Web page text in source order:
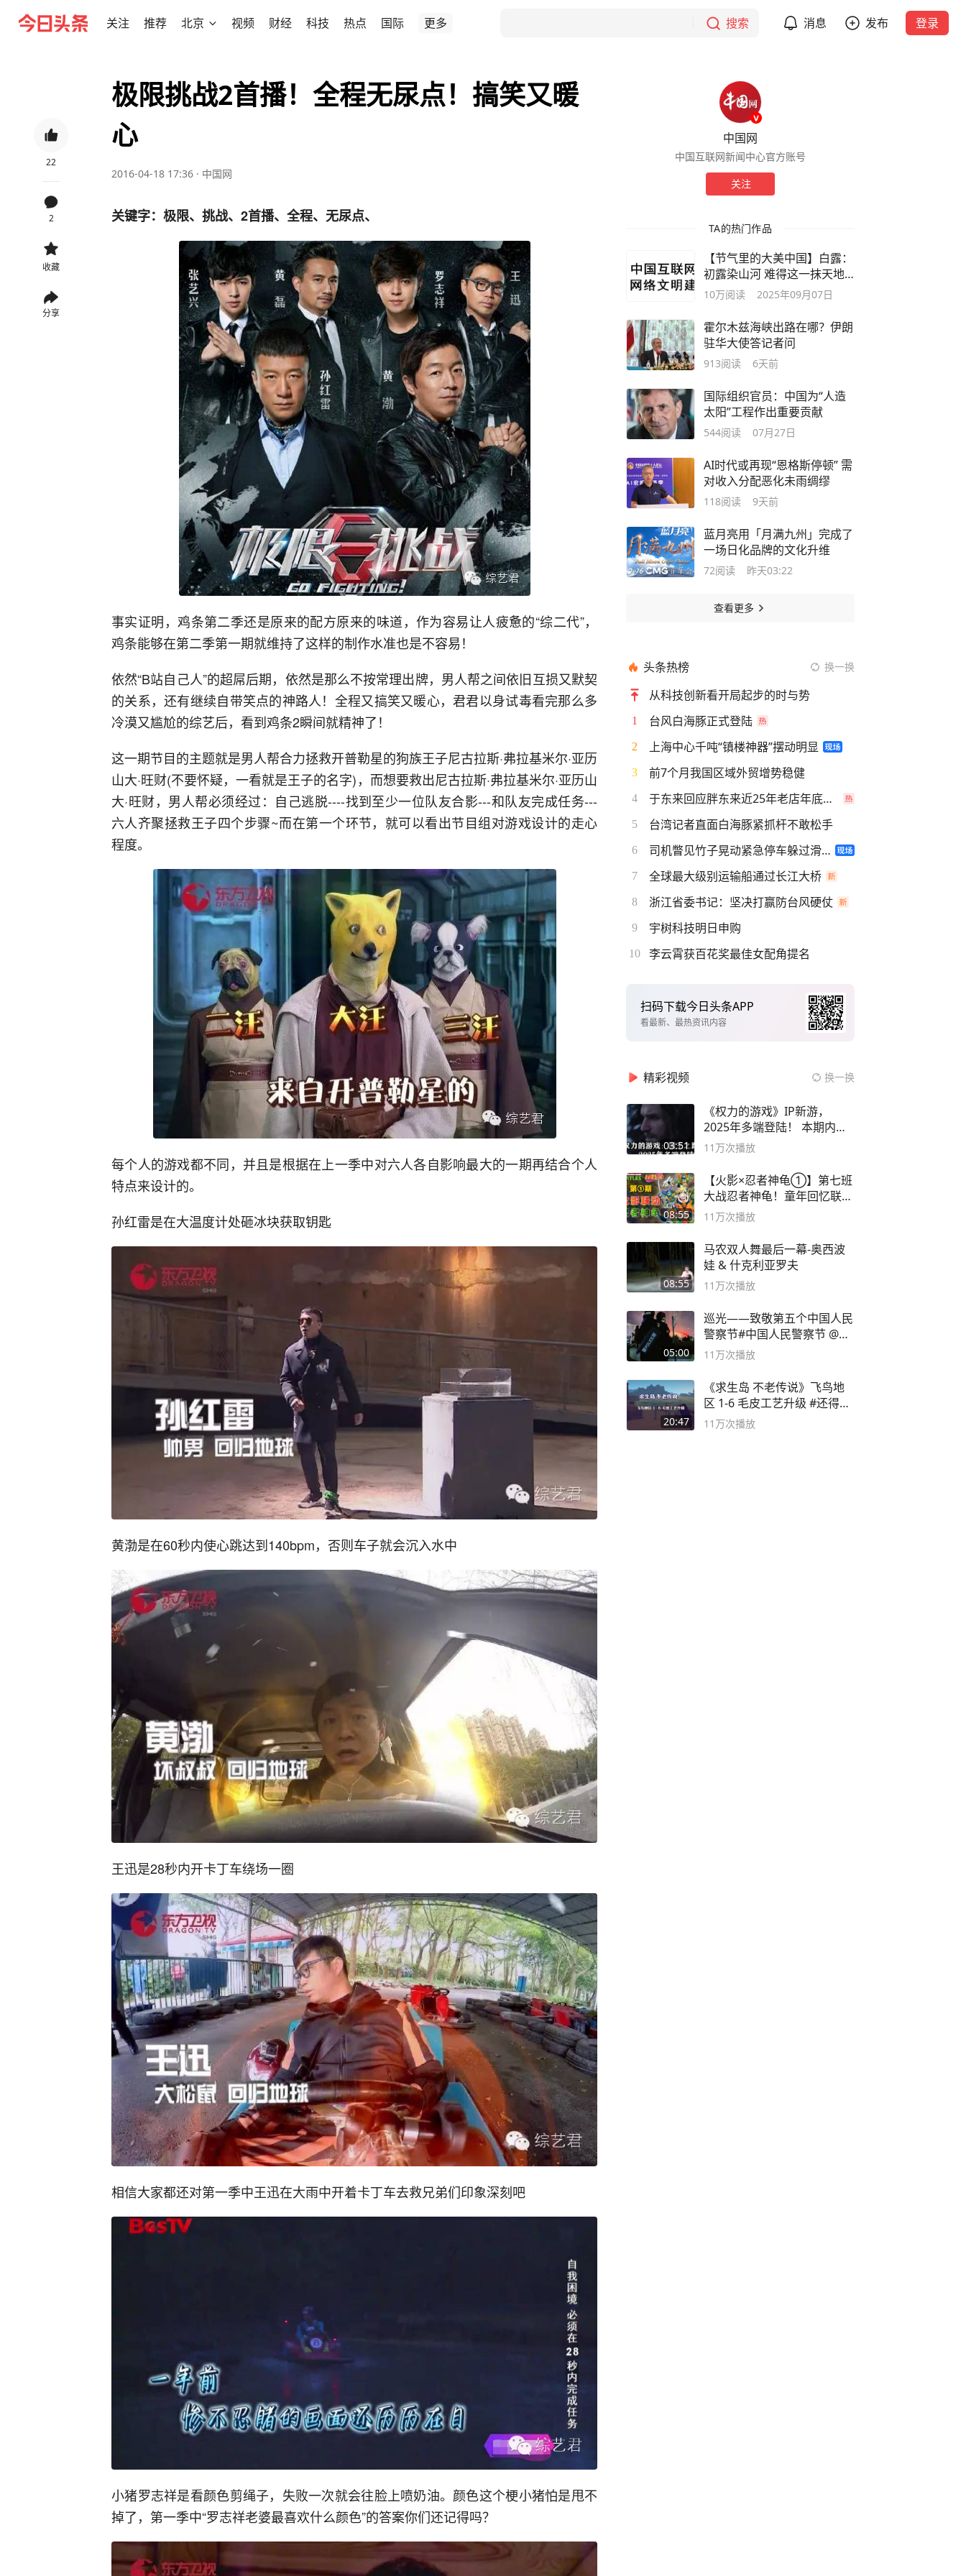
关注 推荐 北京 视频 财经 科技 热点 国际 更多 搜索 消息 发布 登录
22
2
收藏
分享
极限挑战2首播！全程无尿点！搞笑又暖
心
2016-04-18 17:36 · 中国网
关键字：极限、挑战、2首播、全程、无尿点、
事实证明，鸡条第二季还是原来的配方原来的味道，作为容易让人疲惫的“综二代”，
鸡条能够在第二季第一期就维持了这样的制作水准也是不容易！
依然“B站自己人”的超屌后期，依然是那么不按常理出牌，男人帮之间依旧互损又默契
的关系，还有继续自带笑点的神路人！全程又搞笑又暖心，君君以身试毒看完那么多
冷漠又尴尬的综艺后，看到鸡条2瞬间就精神了！
这一期节目的主题就是男人帮合力拯救开普勒星的狗族王子尼古拉斯·弗拉基米尔·亚历
山大·旺财(不要怀疑，一看就是王子的名字)，而想要救出尼古拉斯·弗拉基米尔·亚历山
大·旺财，男人帮必须经过：自己逃脱----找到至少一位队友合影---和队友完成任务---
六人齐聚拯救王子四个步骤~而在第一个环节，就可以看出节目组对游戏设计的走心
程度。
每个人的游戏都不同，并且是根据在上一季中对六人各自影响最大的一期再结合个人
特点来设计的。
孙红雷是在大温度计处砸冰块获取钥匙
黄渤是在60秒内使心跳达到140bpm，否则车子就会沉入水中
王迅是28秒内开卡丁车绕场一圈
相信大家都还对第一季中王迅在大雨中开着卡丁车去救兄弟们印象深刻吧
小猪罗志祥是看颜色剪绳子，失败一次就会往脸上喷奶油。颜色这个梗小猪怕是甩不
掉了，第一季中“罗志祥老婆最喜欢什么颜色”的答案你们还记得吗？
中国网
中国互联网新闻中心官方账号
关注
TA的热门作品
【节气里的大美中国】白露：
初露染山河 难得这一抹天地
颜色
10万阅读 2025年09月07日
霍尔木兹海峡出路在哪？伊朗
驻华大使答记者问
913阅读 6天前
国际组织官员：中国为“人造
太阳”工程作出重要贡献
544阅读 07月27日
AI时代或再现“恩格斯停顿” 需
对收入分配恶化未雨绸缪
118阅读 9天前
蓝月亮用「月满九州」完成了
一场日化品牌的文化升维
72阅读 昨天03:22
查看更多
头条热榜 换一换
从科技创新看开局起步的时与势
1 台风白海豚正式登陆
2 上海中心千吨“镇楼神器”摆动明显
3 前7个月我国区域外贸增势稳健
4 于东来回应胖东来近25年老店年底关闭
5 台湾记者直面白海豚紧抓杆不敢松手
6 司机瞥见竹子晃动紧急停车躲过滑坡
7 全球最大级别运输船通过长江大桥
8 浙江省委书记：坚决打赢防台风硬仗
9 宇树科技明日申购
10 李云霄获百花奖最佳女配角提名
扫码下载今日头条APP
看最新、最热资讯内容
精彩视频 换一换
03:51
《权力的游戏》IP新游，
2025年多端登陆！ 本期内容
概要
11万次播放
08:55
【火影×忍者神龟①】第七班
大战忍者神龟！童年回忆联动
论武？
11万次播放
08:55
马农双人舞最后一幕-奥西波
娃 & 什克利亚罗夫
11万次播放
05:00
巡光——致敬第五个中国人民
警察节#中国人民警察节 @抖
音小助手
11万次播放
20:47
《求生岛 不老传说》飞鸟地
区 1-6 毛皮工艺升级 #还得是
主机大作
11万次播放